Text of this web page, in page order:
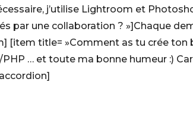
j’utilise Lightroom et
par une collaboration ? »]Chaque
title= »Comment as tu crée ton
… et toute ma bonne humeur :)